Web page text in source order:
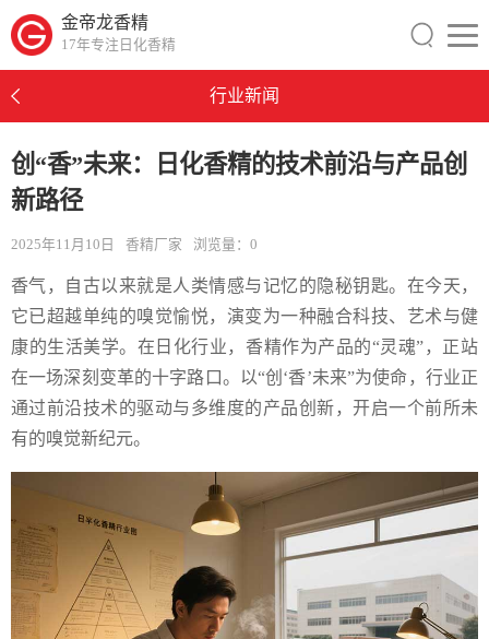
金帝龙香精
17年专注日化香精
行业新闻
创“香”未来：日化香精的技术前沿与产品创
新路径
2025年11月10日 香精厂家 浏览量： 0
香气，自古以来就是人类情感与记忆的隐秘钥匙。在今天，
它已超越单纯的嗅觉愉悦，演变为一种融合科技、艺术与健
康的生活美学。在日化行业，香精作为产品的“灵魂”，正站
在一场深刻变革的十字路口。以“创‘香’未来”为使命，行业正
通过前沿技术的驱动与多维度的产品创新，开启一个前所未
有的嗅觉新纪元。